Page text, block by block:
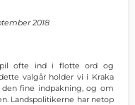
2018
ofte ind i flotte ord og
valgår holder vi i Kraka
fine indpakning, og om
Landspolitikerne har netop